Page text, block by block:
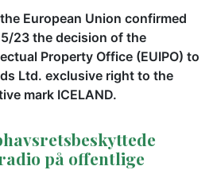
European Union confirmed
23 the decision of the
Property Office (EUIPO) to
Ltd. exclusive right to the
mark ICELAND.
på offentlige